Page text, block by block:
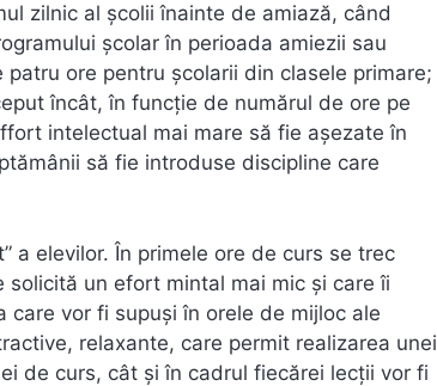
zilnic al şcolii înainte de amiază, când
şcolar în perioada amiezii sau
ore pentru şcolarii din clasele primare;
încât, în funcţie de numărul de ore pe
intelectual mai mare să fie aşezate în
să fie introduse discipline care
a elevilor. În primele ore de curs se trec
un efort mintal mai mic şi care îi
vor fi supuşi în orele de mijloc ale
relaxante, care permit realizarea unei
de curs, cât şi în cadrul fiecărei lecţii vor fi